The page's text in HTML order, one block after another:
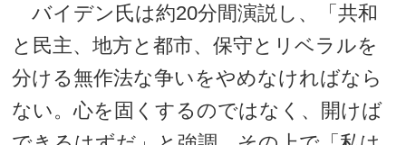
バイデン氏は約20分間演説し、「共和
と民主、地方と都市、保守とリベラルを
分ける無作法な争いをやめなければなら
ない。心を固くするのではなく、開けば